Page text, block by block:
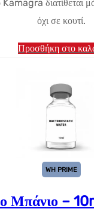
διατίθεται
όχι σε κουτί.
Προσθήκη στο
WH PRIME
Μπάνιο –